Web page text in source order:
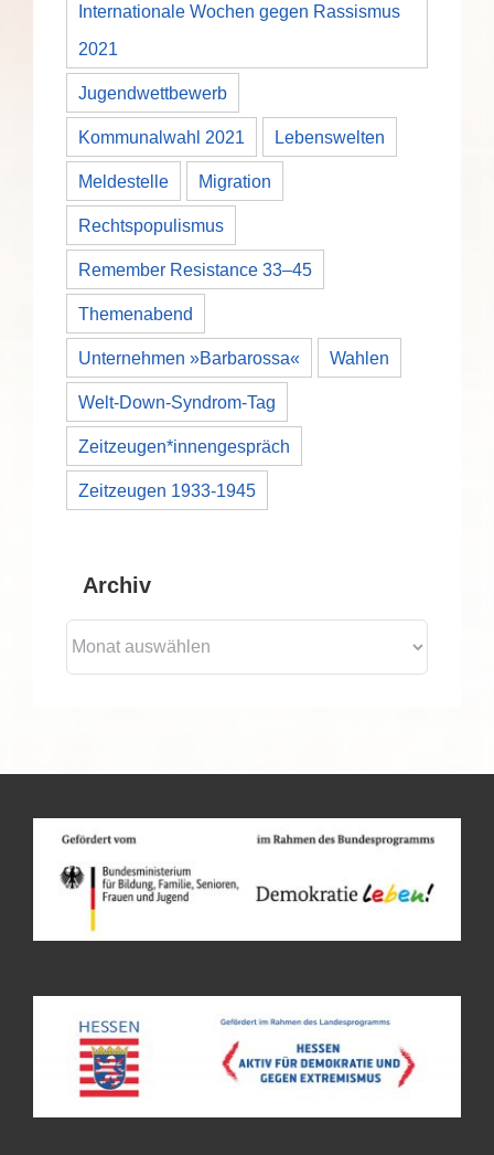
Internationale Wochen gegen Rassismus
2021
Jugendwettbewerb
Kommunalwahl 2021 Lebenswelten
Meldestelle Migration
Rechtspopulismus
Remember Resistance 33–45
Themenabend
Unternehmen »Barbarossa« Wahlen
Welt-Down-Syndrom-Tag
Zeitzeugen*innengespräch
Zeitzeugen 1933-1945
Archiv